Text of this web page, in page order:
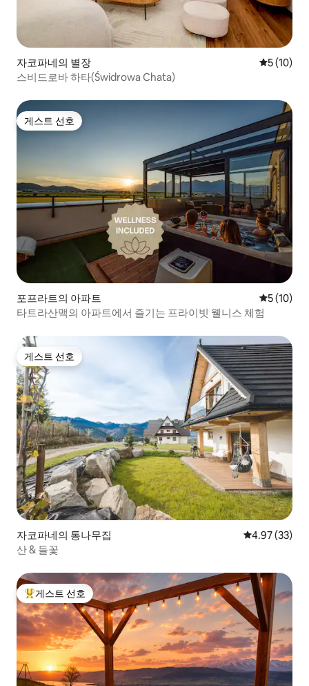
자코파네의 별장 평점 5점
5 (10)
스비드로바 하타(Świdrowa Chata)
게스트 선호
게스트 선호
포프라트의 아파트 평점 5점
5 (10)
타트라산맥의 아파트에서 즐기는 프라이빗 웰니스 체험
게스트 선호
게스트 선호
자코파네의 통나무집 평점 4.97점(5
4.97 (33)
산 & 들꽃
상위 게스트 선호
게스트 선호